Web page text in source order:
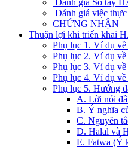
Đánh giá việc
CHỨNG NHẬN
Thuận lợi khi triển khai
Phụ lục 1. Ví dụ về
Phụ lục 2. Ví dụ về
Phụ lục 3. Ví dụ về
Phụ lục 4. Ví dụ
Phụ lục 5. Hướng
A. Lời nói
B. Ý nghĩa
C. Nguyên
D. Halal và
E. Fatwa (Ý